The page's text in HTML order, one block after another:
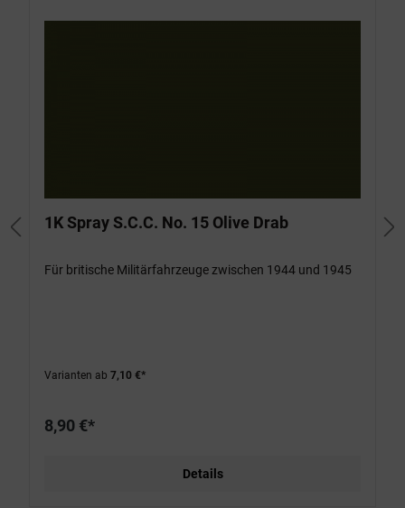
1K Spray S.C.C. No. 15 Olive Drab
Für britische Militärfahrzeuge zwischen 1944 und 1945
Varianten ab 7,10 €*
8,90 €*
Details